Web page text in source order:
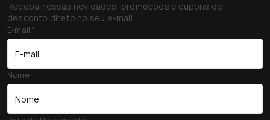
Receba nossas novidades, promoções e cupons de
desconto direto no seu e-mail
E-mail*
Nome